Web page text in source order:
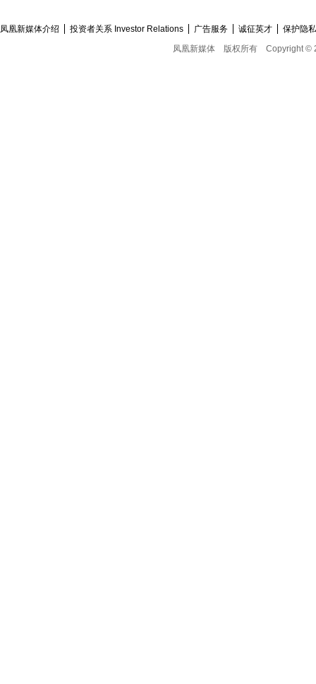
凤凰新媒体介绍 投资者关系 Investor Relations 广告服务 诚征英才
保护隐
凤凰新媒体
版权所有 Copyright ©